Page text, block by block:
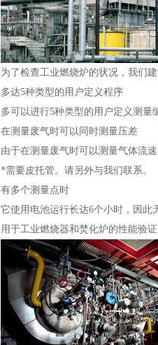
为了检查工业燃烧炉的状况，我们
多达5种类型的用户定义程序
多可以进行5种类型的用户定义测量
在测量废气时可以同时测量压差
由于在测量废气时可以测量气体流
*需要皮托管。请另外与我们联系。
有多个测量点时
它使用电池运行长达6个小时，因此
用于工业燃烧器和焚化炉的性能验证